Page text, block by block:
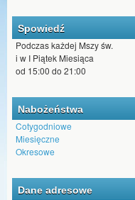
Spowiedź
Podczas każdej Mszy św.
i w I Piątek Miesiąca
od 15:00 do 21:00
Nabożeństwa
Cotygodniowe
Miesięczne
Okresowe
Dane adresowe